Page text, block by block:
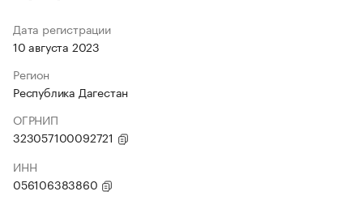
Дата регистрации
10 августа 2023
Регион
Республика Дагестан
ОГРНИП
323057100092721
ИНН
056106383860